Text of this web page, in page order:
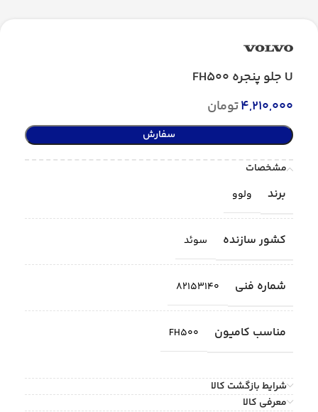
U جلو پنجره FH500
4,210,000تومان
سفارش
مشخصات
برند ولوو
کشور سازنده سوئد
شماره فنی 82153140
مناسب کامیون FH500
شرایط بازگشت کالا
معرفی کالا